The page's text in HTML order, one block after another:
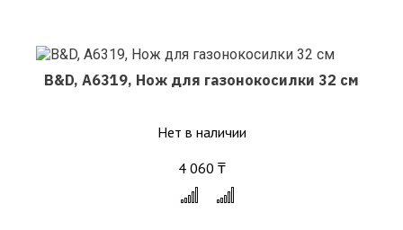
B&D, A6319, Нож для газонокосилки 32 см
Нет в наличии
4 060 ₸